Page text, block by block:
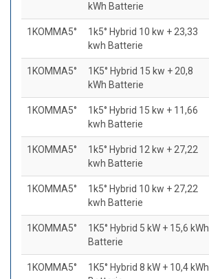
kWh Batterie
1KOMMA5°
1k5° Hybrid 10 kw + 23,33
kwh Batterie
1KOMMA5°
1K5° Hybrid 15 kw + 20,8
kWh Batterie
1KOMMA5°
1k5° Hybrid 15 kw + 11,66
kwh Batterie
1KOMMA5°
1k5° Hybrid 12 kw + 27,22
kwh Batterie
1KOMMA5°
1k5° Hybrid 10 kw + 27,22
kwh Batterie
1KOMMA5°
1K5° Hybrid 5 kW + 15,6 kWh
Batterie
1KOMMA5°
1K5° Hybrid 8 kW + 10,4 kWh